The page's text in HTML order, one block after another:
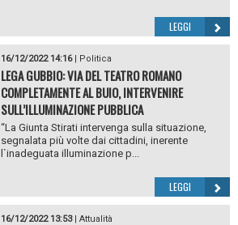
LEGGI
16/12/2022 14:16| Politica
LEGA GUBBIO: VIA DEL TEATRO ROMANO
COMPLETAMENTE AL BUIO, INTERVENIRE
SULL’ILLUMINAZIONE PUBBLICA
“La Giunta Stirati intervenga sulla situazione,
segnalata più volte dai cittadini, inerente
l`inadeguata illuminazione p...
LEGGI
16/12/2022 13:53| Attualità